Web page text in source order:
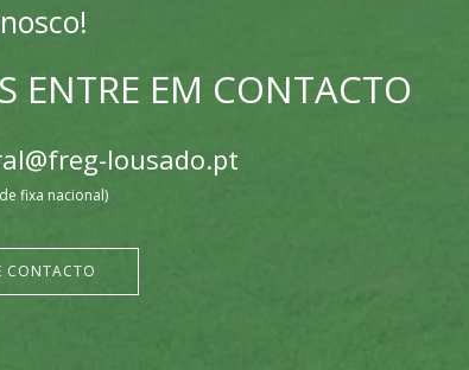
ENTRE EM CONTACTO
lousado.pt
fixa nacional)
CONTACTO